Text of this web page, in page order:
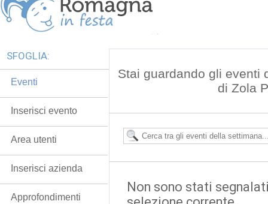
Stai guardando gli eventi
di Zola
Non sono stati
SFOGLIA:
Eventi
Inserisci evento
Area utenti
Inserisci azienda
Approfondimenti